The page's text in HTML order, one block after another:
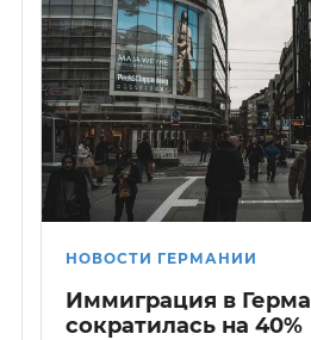
НОВОСТИ ГЕРМАНИИ
Иммиграция в
сократилась на 40%